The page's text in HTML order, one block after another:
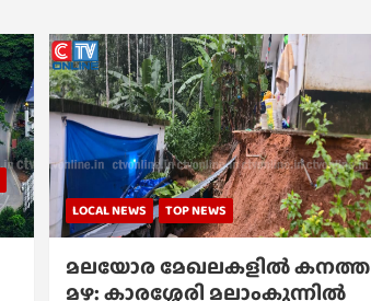
LOCAL NEWS TOP NEWS
മലയോര മേഖലകളിൽ കനത്ത
മഴ: കാരശ്ശേരി മലാംകുന്നിൽ